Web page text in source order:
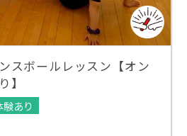
スボールレッスン【オン
】
験あり